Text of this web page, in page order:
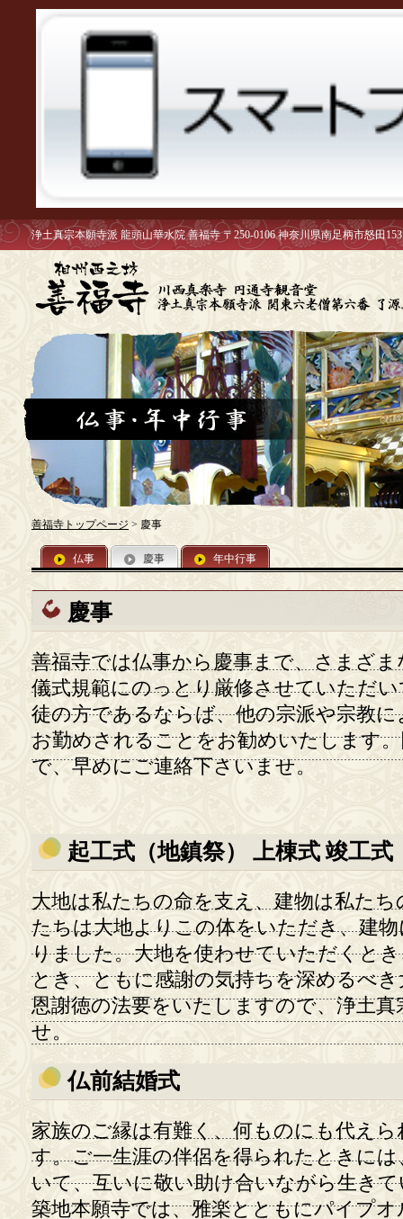
浄土真宗本願寺派 龍頭山華水院 善福寺 〒250-0106 神奈川県南足柄市怒田153
善福寺トップページ > 慶事
仏事 慶事 年中行事
慶事
善福寺では仏事から慶事まで、さまざ
儀式規範にのっとり厳修させていただ
徒の方であるならば、他の宗派や宗教
お勤めされることをお勧めいたします
で、早めにご連絡下さいませ。
起工式（地鎮祭） 上棟式 竣工式
大地は私たちの命を支え、建物は私た
たちは大地よりこの体をいただき、建
りました。大地を使わせていただくと
とき、ともに感謝の気持ちを深めるべ
恩謝徳の法要をいたしますので、浄土
せ。
仏前結婚式
家族のご縁は有難く、何ものにも代え
す。ご一生涯の伴侶を得られたときに
いて、互いに敬い助け合いながら生き
築地本願寺では、雅楽とともにパイプ